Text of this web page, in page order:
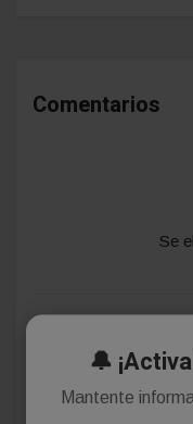
Comentarios
Se
Deja tu
🔔
Mantente